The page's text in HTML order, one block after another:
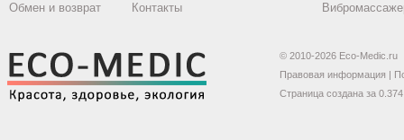
Обмен и возврат
Контакты
© 2010-2026 Eco-Medic.ru
Правовая информация |
Страница создана за